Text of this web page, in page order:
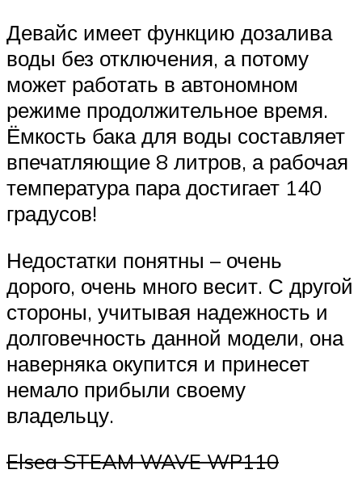
Девайс имеет функцию дозалива
воды без отключения, а потому
может работать в автономном
режиме продолжительное время.
Ёмкость бака для воды составляет
впечатляющие 8 литров, а рабочая
температура пара достигает 140
градусов!
Недостатки понятны – очень
дорого, очень много весит. С другой
стороны, учитывая надежность и
долговечность данной модели, она
наверняка окупится и принесет
немало прибыли своему
владельцу.
Elsea STEAM WAVE WP110